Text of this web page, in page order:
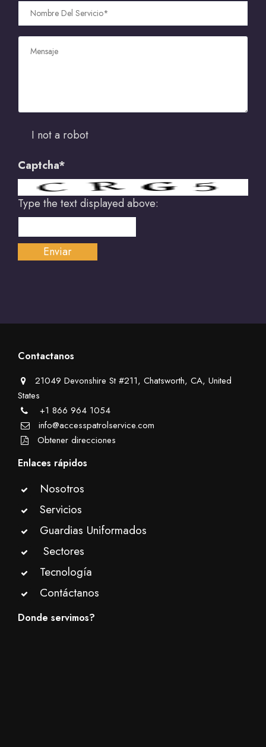
I not a robot
Captcha*
Type the text displayed above:
Contactanos
21049 Devonshire St #211, Chatsworth, CA, United
States
+1 866 964 1054
info@accesspatrolservice.com
Obtener direcciones
Enlaces rápidos
Nosotros
Servicios
Guardias Uniformados
Sectores
Tecnología
Contáctanos
Donde servimos?